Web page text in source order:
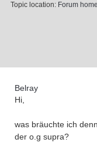
Topic location: Forum home
Belray
Hi,
was bräuchte ich
der o.g supra?